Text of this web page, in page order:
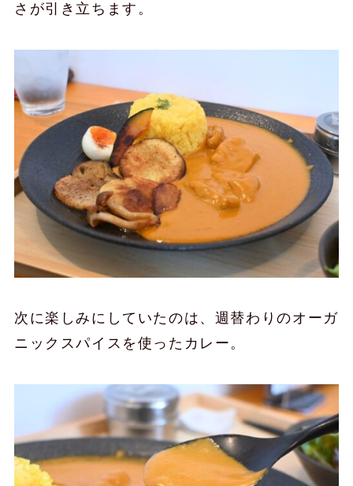
さが引き立ちます。
次に楽しみにしていたのは、週替わりのオーガ
ニックスパイスを使ったカレー。